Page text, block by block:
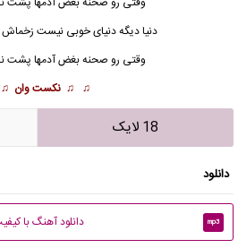
دنیا دیگه دنیای خوبی نیست زخماش
وقتی رو صحنه بغض آدمها پشت
♫ ♫ نکست وان
18 لایک
دانلود
mp3 دانلود آهنگ با کیفیت